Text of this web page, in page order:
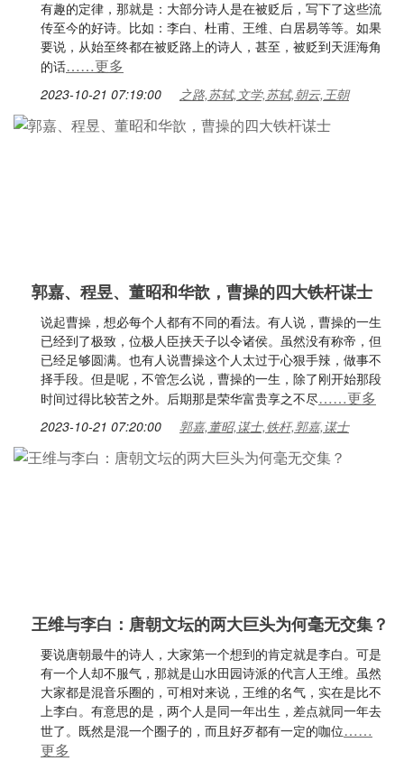
有趣的定律，那就是：大部分诗人是在被贬后，写下了这些流
传至今的好诗。比如：李白、杜甫、王维、白居易等等。如果
要说，从始至终都在被贬路上的诗人，甚至，被贬到天涯海角
的话……更多
2023-10-21 07:19:00 之路,苏轼,文学,苏轼,朝云,王朝
郭嘉、程昱、董昭和华歆，曹操的四大铁杆谋士
说起曹操，想必每个人都有不同的看法。有人说，曹操的一生
已经到了极致，位极人臣挟天子以令诸侯。虽然没有称帝，但
已经足够圆满。也有人说曹操这个人太过于心狠手辣，做事不
择手段。但是呢，不管怎么说，曹操的一生，除了刚开始那段
时间过得比较苦之外。后期那是荣华富贵享之不尽……更多
2023-10-21 07:20:00 郭嘉,董昭,谋士,铁杆,郭嘉,谋士
王维与李白：唐朝文坛的两大巨头为何毫无交集？
要说唐朝最牛的诗人，大家第一个想到的肯定就是李白。可是
有一个人却不服气，那就是山水田园诗派的代言人王维。虽然
大家都是混音乐圈的，可相对来说，王维的名气，实在是比不
上李白。有意思的是，两个人是同一年出生，差点就同一年去
世了。既然是混一个圈子的，而且好歹都有一定的咖位……
更多